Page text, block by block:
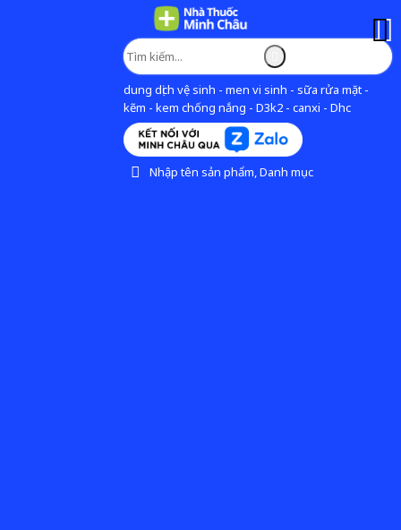
dung dịch vệ sinh - men vi sinh - sữa rửa mặt -
kẽm - kem chống nắng - D3k2 - canxi - Dhc
Nhập tên sản phẩm, Danh mục